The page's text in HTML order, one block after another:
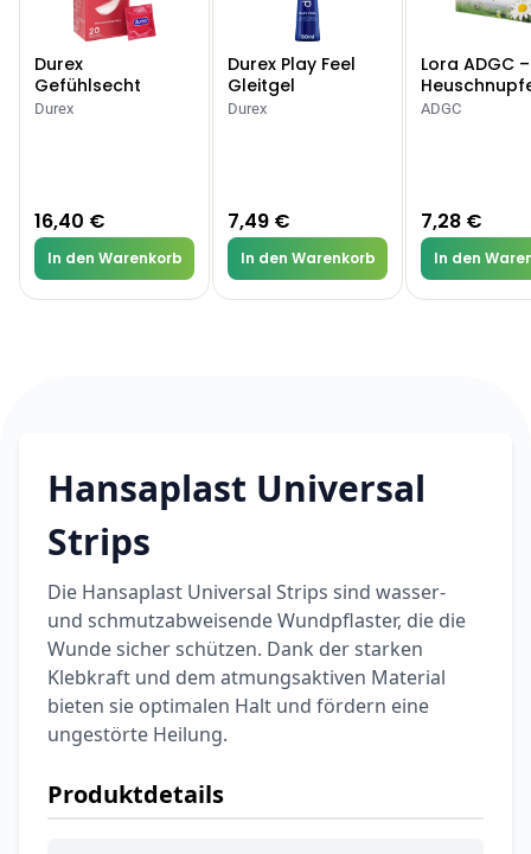
Durex
Gefühlsecht
Classic Kondome
Durex
16,40 €
In den Warenkorb
Durex Play Feel
Gleitgel
Durex
7,49 €
In den Warenkorb
Lora ADGC
Allergien
ADGC
7,28 €
In den
Hansaplast Universal
Strips
Die Hansaplast Universal Strips sind wasser-
und schmutzabweisende Wundpflaster, die die
Wunde sicher schützen. Dank der starken
Klebkraft und dem atmungsaktiven Material
bieten sie optimalen Halt und fördern eine
ungestörte Heilung.
Produktdetails